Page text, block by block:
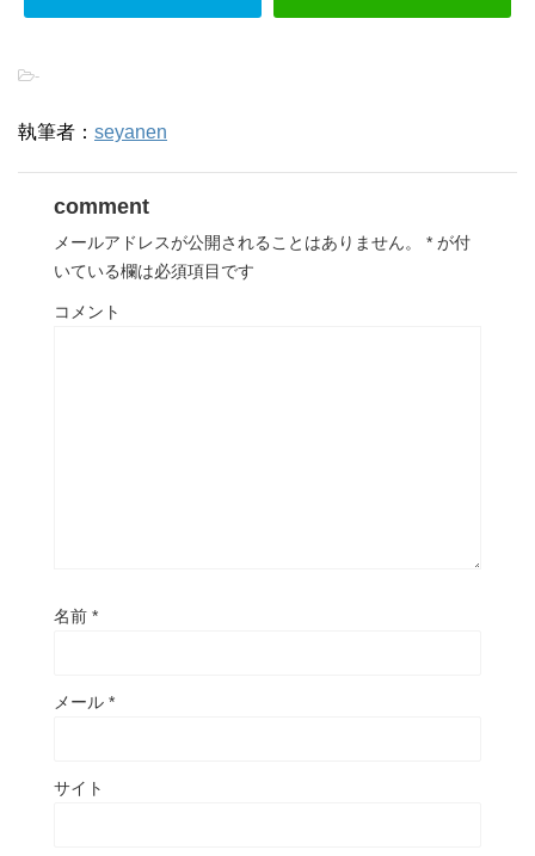
-
執筆者： seyanen
comment
メールアドレスが公開されることはありません。 * が付
いている欄は必須項目です
コメント
名前 *
メール *
サイト